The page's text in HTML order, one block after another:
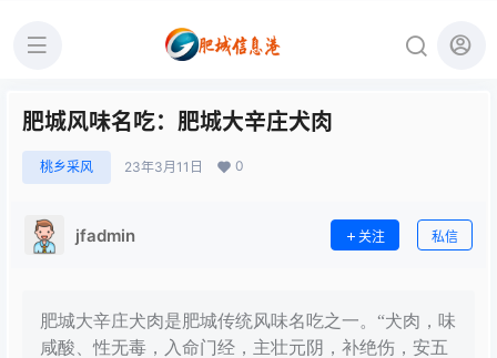
肥城风味名吃：肥城大辛庄犬肉
桃乡采风 23年3月11日 0
jfadmin 关注 私信
肥城大辛庄犬肉是肥城传统风味名吃之一。“犬肉，味
咸酸、性无毒，入命门经，主壮元阴，补绝伤，安五